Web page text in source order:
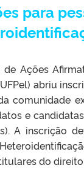
para
de Ações
abriu
comunidade
e
A inscrição
do